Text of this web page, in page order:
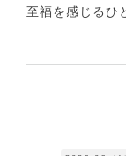
至福を感じるひ